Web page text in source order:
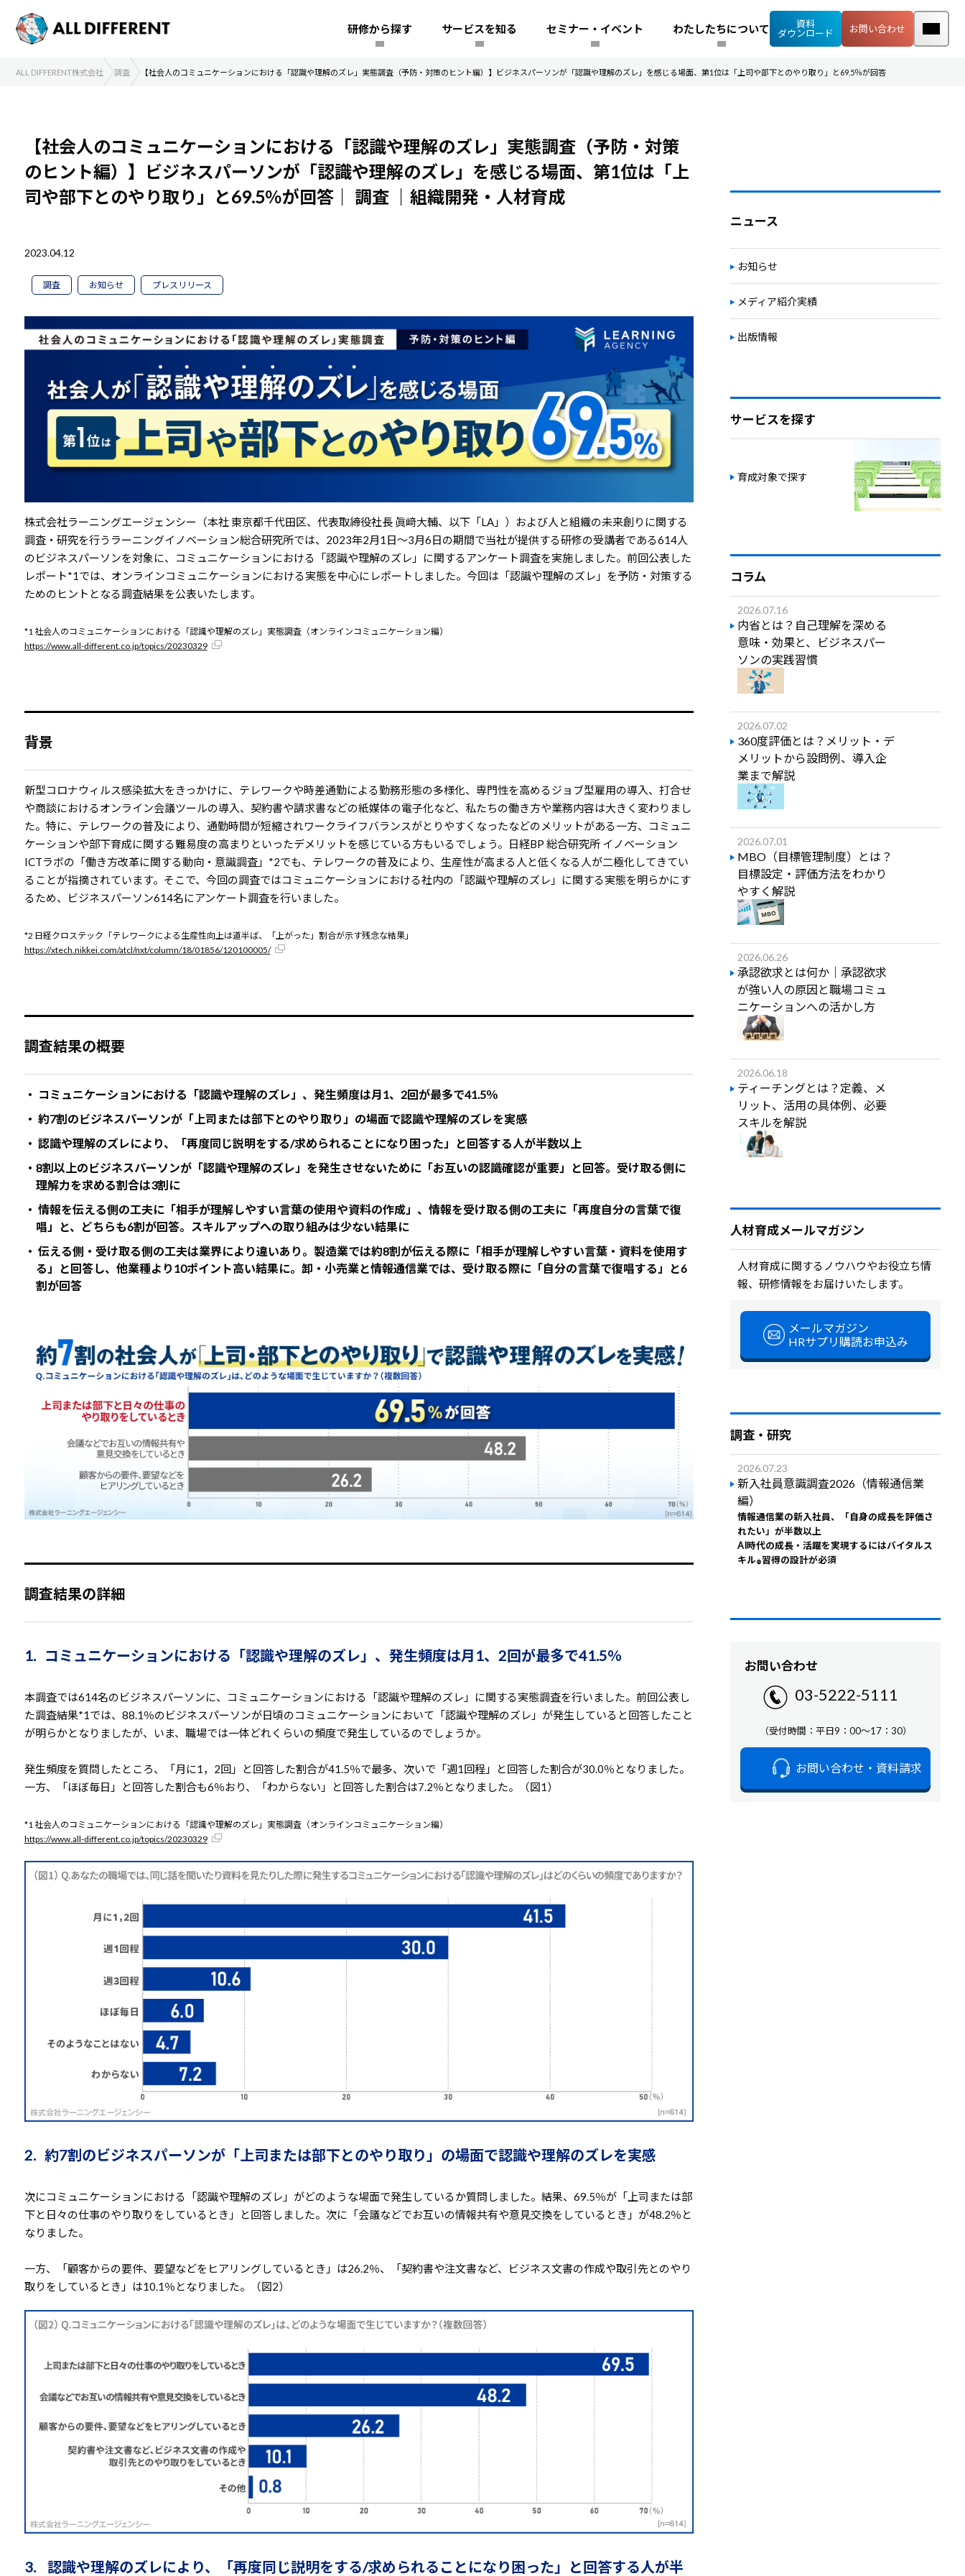
研修から探す サービスを知る セミナー・イベント わたしたちについて
資料
ダウンロード
お問い合わせ
ALL DIFFERENT株式会社 調査 【社会人のコミュニケーションにおける「認識や理解のズレ」実態調査（予防・対策のヒント編）】ビジネスパーソンが「認識や理解のズレ」を感じる場面、第1位は「上司や部下とのやり取り」と69.5％が回答
【社会人のコミュニケーションにおける「認識や理解のズレ」実態調査（予防・対策
のヒント編）】ビジネスパーソンが「認識や理解のズレ」を感じる場面、第1位は「上
司や部下とのやり取り」と69.5％が回答｜ 調査 ｜組織開発・人材育成
2023.04.12
調査 お知らせ プレスリリース
株式会社ラーニングエージェンシー（本社 東京都千代田区、代表取締役社長 眞﨑大輔、以下「LA」）および人と組織の未来創りに関する
調査・研究を行うラーニングイノベーション総合研究所では、2023年2月1日～3月6日の期間で当社が提供する研修の受講者である614人
のビジネスパーソンを対象に、コミュニケーションにおける「認識や理解のズレ」に関するアンケート調査を実施しました。前回公表した
レポート*1では、オンラインコミュニケーションにおける実態を中心にレポートしました。今回は「認識や理解のズレ」を予防・対策する
ためのヒントとなる調査結果を公表いたします。
*1 社会人のコミュニケーションにおける「認識や理解のズレ」実態調査（オンラインコミュニケーション編）
https://www.all-different.co.jp/topics/20230329
背景
新型コロナウィルス感染拡大をきっかけに、テレワークや時差通勤による勤務形態の多様化、専門性を高めるジョブ型雇用の導入、打合せ
や商談におけるオンライン会議ツールの導入、契約書や請求書などの紙媒体の電子化など、私たちの働き方や業務内容は大きく変わりまし
た。特に、テレワークの普及により、通勤時間が短縮されワークライフバランスがとりやすくなったなどのメリットがある一方、コミュニ
ケーションや部下育成に関する難易度の高まりといったデメリットを感じている方もいるでしょう。日経BP 総合研究所 イノベーション
ICTラボの「働き方改革に関する動向・意識調査」*2でも、テレワークの普及により、生産性が高まる人と低くなる人が二極化してきてい
ることが指摘されています。そこで、今回の調査ではコミュニケーションにおける社内の「認識や理解のズレ」に関する実態を明らかにす
るため、ビジネスパーソン614名にアンケート調査を行いました。
*2 日経クロステック「テレワークによる生産性向上は道半ば、「上がった」割合が示す残念な結果」
https://xtech.nikkei.com/atcl/nxt/column/18/01856/120100005/
調査結果の概要
・ コミュニケーションにおける「認識や理解のズレ」、発生頻度は月1、2回が最多で41.5％
・ 約7割のビジネスパーソンが「上司または部下とのやり取り」の場面で認識や理解のズレを実感
・ 認識や理解のズレにより、「再度同じ説明をする/求められることになり困った」と回答する人が半数以上
・8割以上のビジネスパーソンが「認識や理解のズレ」を発生させないために「お互いの認識確認が重要」と回答。受け取る側に
理解力を求める割合は3割に
・ 情報を伝える側の工夫に「相手が理解しやすい言葉の使用や資料の作成」、情報を受け取る側の工夫に「再度自分の言葉で復
唱」と、どちらも6割が回答。スキルアップへの取り組みは少ない結果に
・ 伝える側・受け取る側の工夫は業界により違いあり。製造業では約8割が伝える際に「相手が理解しやすい言葉・資料を使用す
る」と回答し、他業種より10ポイント高い結果に。卸・小売業と情報通信業では、受け取る際に「自分の言葉で復唱する」と6
割が回答
調査結果の詳細
1. コミュニケーションにおける「認識や理解のズレ」、発生頻度は月1、2回が最多で41.5％
本調査では614名のビジネスパーソンに、コミュニケーションにおける「認識や理解のズレ」に関する実態調査を行いました。前回公表し
た調査結果*1では、88.1％のビジネスパーソンが日頃のコミュニケーションにおいて「認識や理解のズレ」が発生していると回答したこと
が明らかとなりましたが、いま、職場では一体どれくらいの頻度で発生しているのでしょうか。
発生頻度を質問したところ、「月に1，2回」と回答した割合が41.5％で最多、次いで「週1回程」と回答した割合が30.0％となりました。
一方、「ほぼ毎日」と回答した割合も6％おり、「わからない」と回答した割合は7.2％となりました。（図1）
*1 社会人のコミュニケーションにおける「認識や理解のズレ」実態調査（オンラインコミュニケーション編）
https://www.all-different.co.jp/topics/20230329
2. 約7割のビジネスパーソンが「上司または部下とのやり取り」の場面で認識や理解のズレを実感
次にコミュニケーションにおける「認識や理解のズレ」がどのような場面で発生しているか質問しました。結果、69.5％が「上司または部
下と日々の仕事のやり取りをしているとき」と回答しました。次に「会議などでお互いの情報共有や意見交換をしているとき」が48.2％と
なりました。
一方、「顧客からの要件、要望などをヒアリングしているとき」は26.2％、「契約書や注文書など、ビジネス文書の作成や取引先とのやり
取りをしているとき」は10.1％となりました。（図2）
3. 認識や理解のズレにより、「再度同じ説明をする/求められることになり困った」と回答する人が半
ニュース
お知らせ
メディア紹介実績
出版情報
サービスを探す
育成対象で探す
コラム
2026.07.16
内省とは？自己理解を深める
意味・効果と、ビジネスパー
ソンの実践習慣
2026.07.02
360度評価とは？メリット・デ
メリットから設問例、導入企
業まで解説
2026.07.01
MBO（目標管理制度）とは？
目標設定・評価方法をわかり
やすく解説
2026.06.26
承認欲求とは何か｜承認欲求
が強い人の原因と職場コミュ
ニケーションへの活かし方
2026.06.18
ティーチングとは？定義、メ
リット、活用の具体例、必要
スキルを解説
人材育成メールマガジン
人材育成に関するノウハウやお役立ち情
報、研修情報をお届けいたします。
メールマガジン
HRサプリ購読お申込み
調査・研究
2026.07.23
新入社員意識調査2026（情報通信業
編）
情報通信業の新入社員、「自身の成長を評価さ
れたい」が半数以上
AI時代の成長・活躍を実現するにはバイタルス
キル®習得の設計が必須
お問い合わせ
03-5222-5111
（受付時間：平日9：00～17：30）
お問い合わせ・資料請求